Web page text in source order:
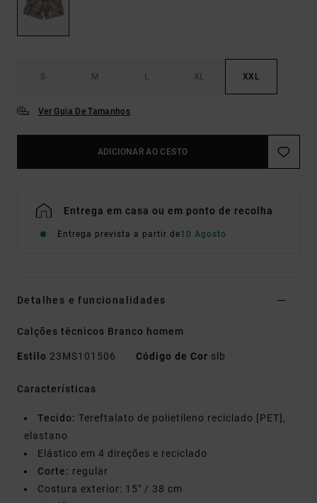
S M L XL XXL
Ver Guia De Tamanhos
ADICIONAR AO CESTO
Entrega em casa ou em ponto de recolha
Entrega prevista a partir de10 Agosto
Detalhes e funcionalidades
Calções técnicos Branco homem
Estilo 23MS101506 Código de Cor slb
Características
Tecido: Tereftalato de polietileno reciclado [PET],
elastano
Elástico em 4 direções e reciclado
Corte: regular
Costura exterior: 15" / 38 cm